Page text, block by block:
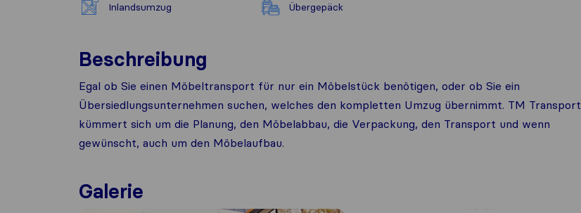
Inlandsumzug Übergepäck
Beschreibung
Egal ob Sie einen Möbeltransport für nur ein Möbelstück benötigen, oder ob Sie ein
Übersiedlungsunternehmen suchen, welches den kompletten Umzug übernimmt. TM Transport
kümmert sich um die Planung, den Möbelabbau, die Verpackung, den Transport und wenn
gewünscht, auch um den Möbelaufbau.
Galerie